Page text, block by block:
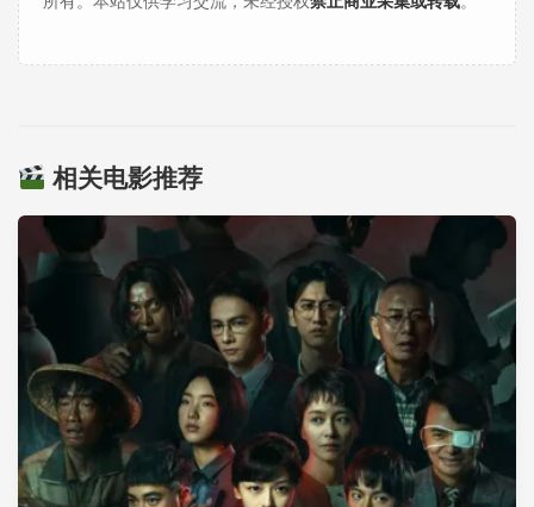
相关电影推荐